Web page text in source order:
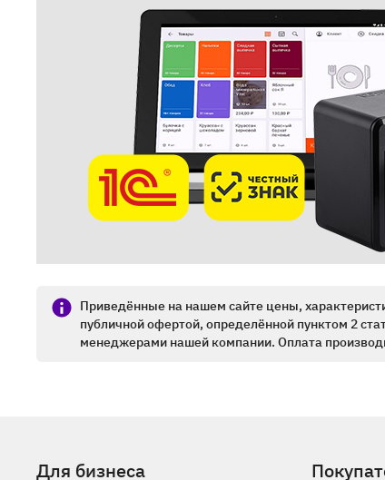
Приведённые на нашем сайте цены,
публичной офертой, определённой пунктом 2
менеджерами нашей компании. Оплата
Для бизнеса